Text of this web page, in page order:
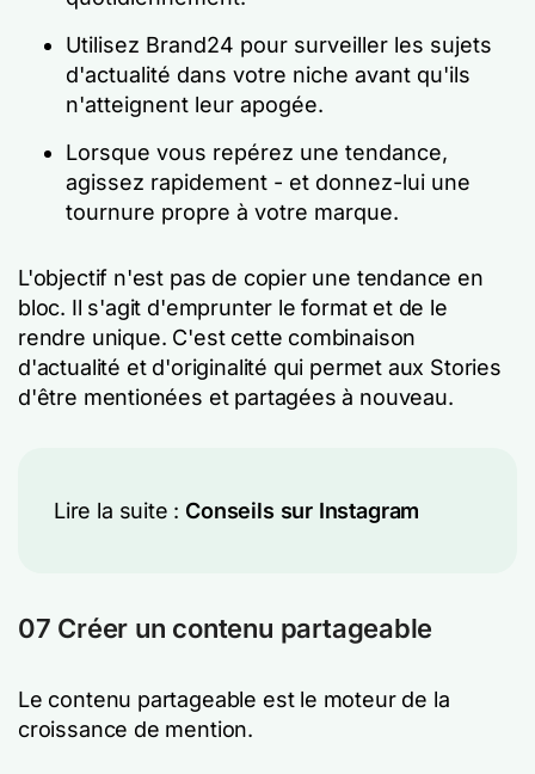
Utilisez Brand24 pour surveiller les sujets
d'actualité dans votre niche avant qu'ils
n'atteignent leur apogée.
Lorsque vous repérez une tendance,
agissez rapidement - et donnez-lui une
tournure propre à votre marque.
L'objectif n'est pas de copier une tendance en
bloc. Il s'agit d'emprunter le format et de le
rendre unique. C'est cette combinaison
d'actualité et d'originalité qui permet aux Stories
d'être mentionées et partagées à nouveau.
Lire la suite : Conseils sur Instagram
07 Créer un contenu partageable
Le contenu partageable est le moteur de la
croissance de mention.